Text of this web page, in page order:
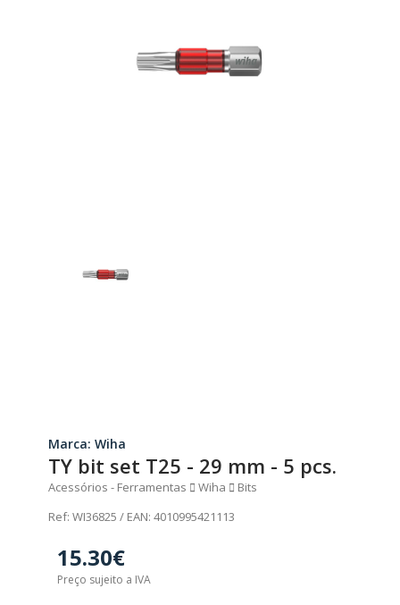
Marca: Wiha
TY bit set T25 - 29 mm - 5 pcs.
Acessórios - Ferramentas Wiha
Bits
Ref: WI36825 / EAN: 4010995421113
15.30€
Preço sujeito a IVA